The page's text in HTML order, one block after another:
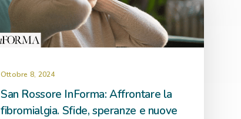
Ottobre 8, 2024
San Rossore InForma: Affrontare la
fibromialgia. Sfide, speranze e nuove